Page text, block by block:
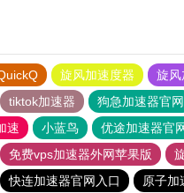
旋风加速度器
旋风
tiktok加速器
狗急加速器官网
速
小蓝鸟 优途加速器官
免费vps加速器外网苹果版
快连加速器官网入口
原子加